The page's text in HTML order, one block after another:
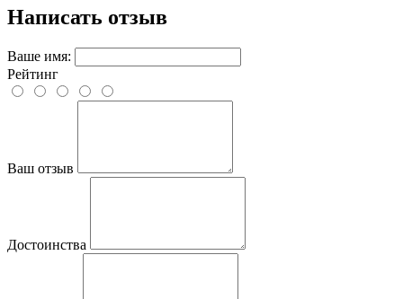
Написать отзыв
Ваше имя:
Рейтинг
Ваш отзыв
Достоинства